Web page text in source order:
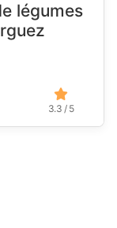
légumes
3.3 / 5